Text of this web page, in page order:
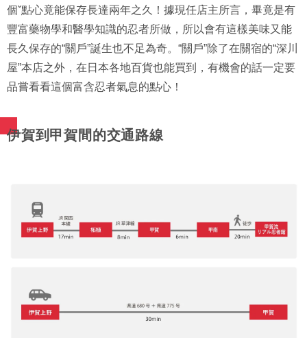
個ˇ點心竟能保存長達兩年之久！據現任店主所言，畢竟是有
豐富藥物學和醫學知識的忍者所做，所以會有這樣美味又能
長久保存的“關戶”誕生也不足為奇。“關戶”除了在關宿的“深川
屋”本店之外，在日本各地百貨也能買到，有機會的話一定要
品嘗看看這個富含忍者氣息的點心！
伊賀到甲賀間的交通路線